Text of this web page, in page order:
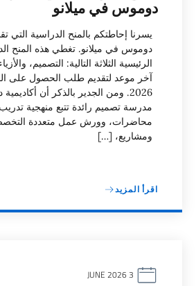
دوموس في ميلانو
يسرنا إحاطتكم بالمنح الدراسية التي
دوموس في ميلانو. تغطي هذه المنح
الرئيسية الثلاثة التالية: التصميم،
2026. ومن الجدير بالذكر أن
مدرسة تصميم رائدة تتبع منهجية
محاضرات، وورش عمل متعددة
ومشاريع، […]
اقرأ المزيد